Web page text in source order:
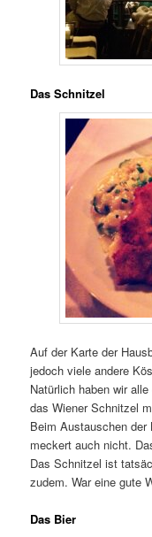
Das Schnitzel
Auf der Karte der
jedoch viele andere
Natürlich haben wir
das Wiener Schnitzel
Beim Austauschen
meckert auch nicht.
Das Schnitzel ist
zudem. War eine gute
Das Bier